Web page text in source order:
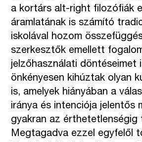
a kortárs alt-right filozófiák
áramlatának is számító
iskolával hozom
szerkesztők emellett
jelzőhasználati döntéseimet
önkényesen kihúztak olyan
is, amelyek hiányában a
iránya és intenciója jelentős
gyakran az érthetetlenségig
Megtagadva ezzel egyfelől